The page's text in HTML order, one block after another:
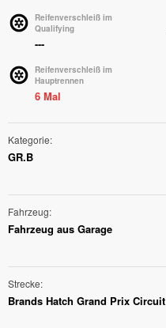
Reifenverschleiß im
Qualifying
---
Reifenverschleiß im
Hauptrennen
6 Mal
Kategorie
GR.B
Fahrzeug
Fahrzeug aus Garage
Strecke
Brands Hatch Grand Prix Circuit